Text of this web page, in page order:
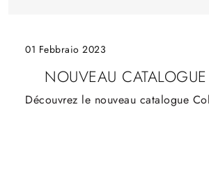
01 Febbraio 2023
NOUVEAU
Découvrez le nouveau catalogue